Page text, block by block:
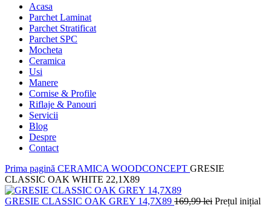
Acasa
Parchet Laminat
Parchet Stratificat
Parchet SPC
Mocheta
Ceramica
Usi
Manere
Cornise & Profile
Riflaje & Panouri
Servicii
Blog
Despre
Contact
Prima pagină CERAMICA WOODCONCEPT GRESIE
CLASSIC OAK WHITE 22,1X89
GRESIE CLASSIC OAK GREY 14,7X89 169,99lei Prețul inițial